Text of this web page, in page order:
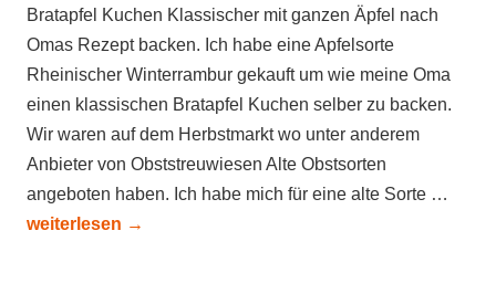
Bratapfel Kuchen Klassischer mit ganzen Äpfel nach
Omas Rezept backen. Ich habe eine Apfelsorte
Rheinischer Winterrambur gekauft um wie meine Oma
einen klassischen Bratapfel Kuchen selber zu backen.
Wir waren auf dem Herbstmarkt wo unter anderem
Anbieter von Obststreuwiesen Alte Obstsorten
angeboten haben. Ich habe mich für eine alte Sorte …
weiterlesen →